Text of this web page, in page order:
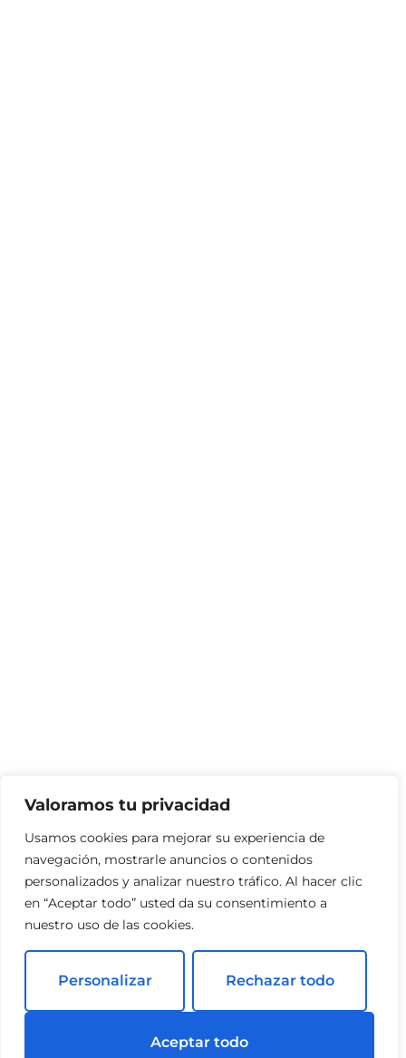
Valoramos tu privacidad
Usamos cookies para mejorar su experiencia de
navegación, mostrarle anuncios o contenidos
personalizados y analizar nuestro tráfico. Al hacer clic
en “Aceptar todo” usted da su consentimiento a
nuestro uso de las cookies.
Personalizar Rechazar todo
Aceptar todo